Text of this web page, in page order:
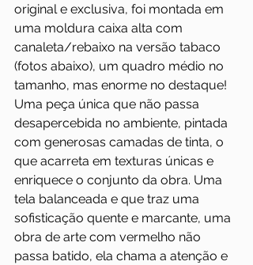
original e exclusiva, foi montada em
uma moldura caixa alta com
canaleta/rebaixo na versão tabaco
(fotos abaixo), um quadro médio no
tamanho, mas enorme no destaque!
Uma peça única que não passa
desapercebida no ambiente, pintada
com generosas camadas de tinta, o
que acarreta em texturas únicas e
enriquece o conjunto da obra. Uma
tela balanceada e que traz uma
sofisticação quente e marcante, uma
obra de arte com vermelho não
passa batido, ela chama a atenção e